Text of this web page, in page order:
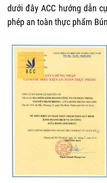
dưới đây ACC hướng dẫn
phép an toàn thực phẩm